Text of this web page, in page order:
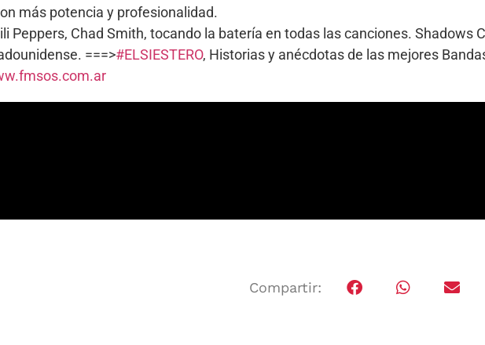
más potencia y profesionalidad.
Peppers, Chad Smith, tocando la batería en todas las canciones. Shadows
===>#ELSIESTERO, Historias y anécdotas de las mejores
Compartir: